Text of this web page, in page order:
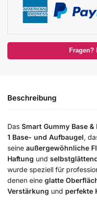
Fragen?
Beschreibung
Das Smart Gummy Base &
1 Base- und Aufbaugel,
seine außergewöhnliche
Haftung und
wurde speziell für
denen eine glatte
Verstärkung und perfekte